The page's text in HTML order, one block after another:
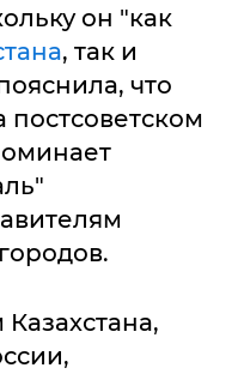
он "как
, так и
что
постсоветском